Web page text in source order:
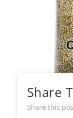
El
Share
Share this